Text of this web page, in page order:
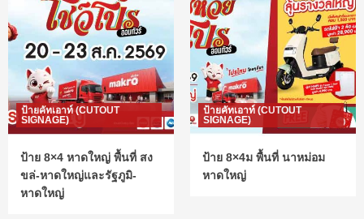
ป้ายคัทเอาท์ (CUTOUT
SIGNAGE)
ป้าย 8×4 หาดใหญ่ พื้นที่ สง
ขล่-หาดใหญ่และรัฐภูมิ-
หาดใหญ่
ป้ายคัทเอาท์ (CUTOUT
SIGNAGE)
ป้าย 8×4ม พื้นที่ นาหม่อม
หาดใหญ่